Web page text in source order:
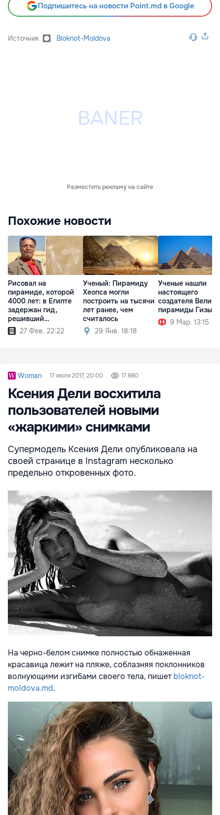
Подпишитесь на новости Point.md в Google
Источник Bloknot-Moldova
Разместить рекламу на сайте
Похожие новости
Рисовал на
пирамиде, которой
4000 лет: в Египте
задержан гид,
решивший
"развлечься"
27 Фев. 22:22
Ученый: Пирамиду
Хеопса могли
построить на тысячи
лет ранее, чем
считалось
29 Янв. 18:18
Ученые нашли
настоящего
создателя
пирамиды Гизы
9 Мар. 13:15
Woman 17 июля 2017, 20:00 17 880
Ксения Дели восхитила
пользователей новыми
«жаркими» снимками
Супермодель Ксения Дели опубликовала на
своей странице в Instagram несколько
предельно откровенных фото.
На черно-белом снимке полностью обнаженная
красавица лежит на пляже, соблазняя поклонников
волнующими изгибами своего тела, пишетbloknot-
moldova.md.